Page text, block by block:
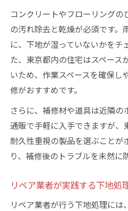
コンクリートやフローリング
の汚れ除去と乾燥が必須です。
に、下地が湿っていないかをチ
た、東京都内の住宅はスペース
いため、作業スペースを確保し
修がおすすめです。
さらに、補修材や道具は近隣の
通販で手軽に入手できますが、
耐久性重視の製品を選ぶことが
り、補修後のトラブルを未然に
リペア業者が実践する下地処
リペア業者が行う下地処理には